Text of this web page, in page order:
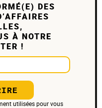
DES
À NOTRE
!
utilisées pour vous